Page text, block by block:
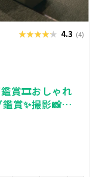
★★★★★
★★★★★ 4.3 (4)
鑑賞🎞おしゃれ
賞✨撮影📸